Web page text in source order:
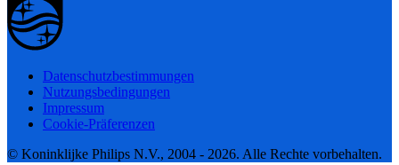
Datenschutzbestimmungen
Nutzungsbedingungen
Impressum
Cookie-Präferenzen
© Koninklijke Philips N.V., 2004 - 2026. Alle Rechte vorbehalten.